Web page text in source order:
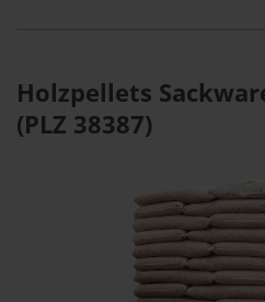
Holzpellets
(PLZ 38387)